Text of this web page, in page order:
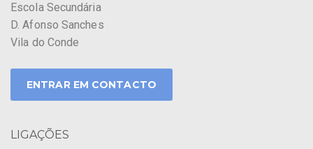
Escola Secundária
D. Afonso Sanches
Vila do Conde
ENTRAR EM CONTACTO
LIGAÇÕES